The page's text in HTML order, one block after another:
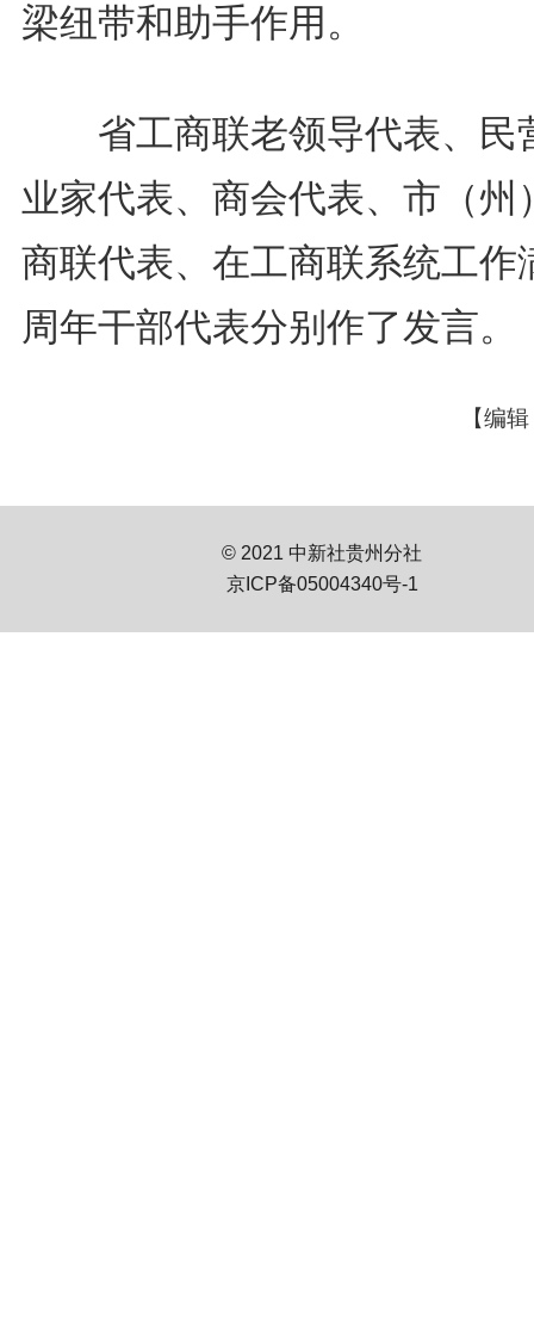
梁纽带和助手作用。
省工商联老领导代表、民
业家代表、商会代表、市（州
商联代表、在工商联系统工作
周年干部代表分别作了发言。
【编
© 2021 中新社贵州分社
京ICP备05004340号-1